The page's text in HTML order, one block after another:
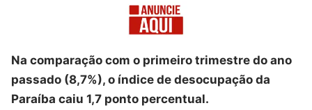
Na comparação com o primeiro trimestre do ano
passado (8,7%), o índice de desocupação da
Paraíba caiu 1,7 ponto percentual.